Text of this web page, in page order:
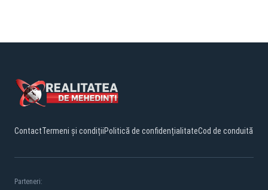
ContactTermeni și condițiiPolitică de confidențialitateCod de conduită
Parteneri: